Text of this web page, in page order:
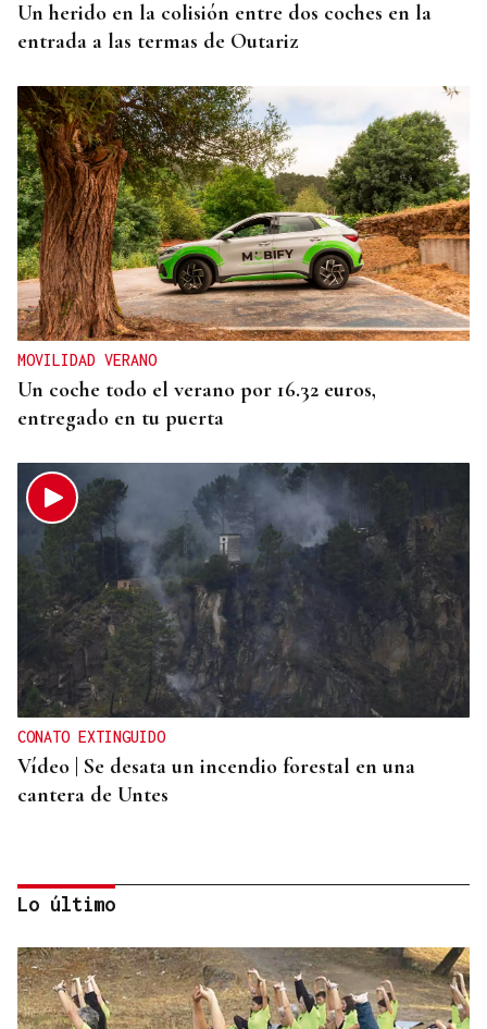
Un herido en la colisión entre dos coches en la
entrada a las termas de Outariz
MOVILIDAD VERANO
Un coche todo el verano por 16.32 euros,
entregado en tu puerta
CONATO EXTINGUIDO
Vídeo | Se desata un incendio forestal en una
cantera de Untes
Lo último